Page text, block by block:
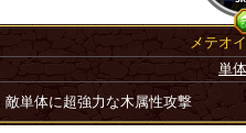
メテオ
単
敵単体に超強力な木属性攻撃